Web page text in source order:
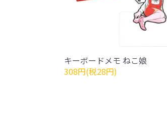
キーボードメモ ねこ娘
308円(税28円)